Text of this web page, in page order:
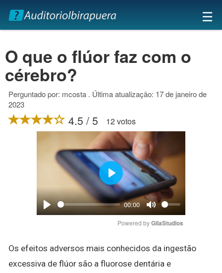
×
☰
O que o flúor faz com o
cérebro?
Perguntado por: mcosta . Última atualização: 17 de janeiro de
2023
4.5 / 5 12 votos
Play
00:00
Mute
Play
Powered by GliaStudios
Os efeitos adversos mais conhecidos da ingestão
excessiva de flúor são a fluorose dentária e